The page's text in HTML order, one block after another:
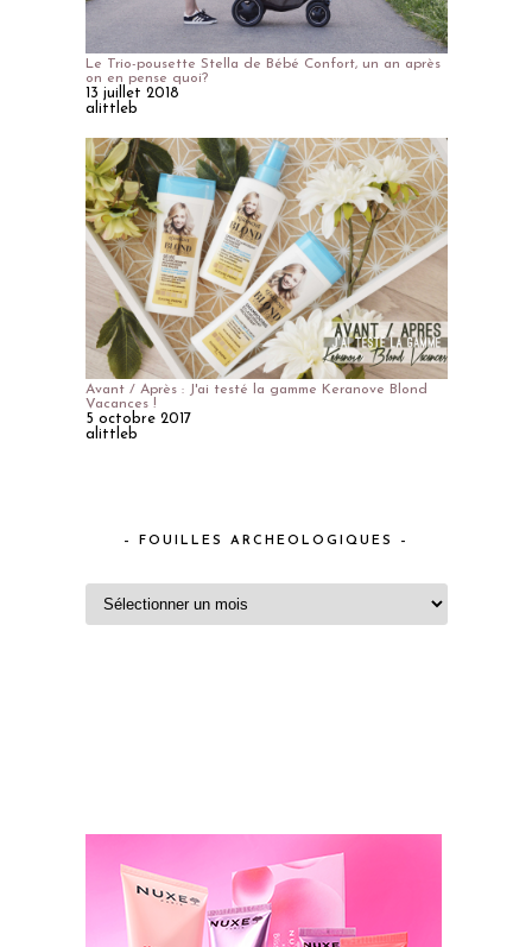
Le Trio-pousette Stella de Bébé Confort, un an après
on en pense quoi?
13 juillet 2018
alittleb
Avant / Après : J'ai testé la gamme Keranove Blond
Vacances !
5 octobre 2017
alittleb
– FOUILLES ARCHEOLOGIQUES –